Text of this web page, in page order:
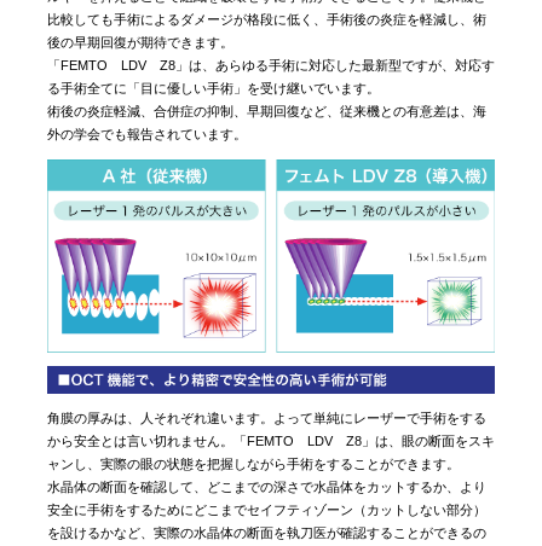
比較しても手術によるダメージが格段に低く、手術後の炎症を軽減し、術
後の早期回復が期待できます。
「FEMTO LDV Z8」は、あらゆる手術に対応した最新型ですが、対応す
る手術全てに「目に優しい手術」を受け継いでいます。
術後の炎症軽減、合併症の抑制、早期回復など、従来機との有意差は、海
外の学会でも報告されています。
角膜の厚みは、人それぞれ違います。よって単純にレーザーで手術をする
から安全とは言い切れません。「FEMTO LDV Z8」は、眼の断面をスキ
ャンし、実際の眼の状態を把握しながら手術をすることができます。
水晶体の断面を確認して、どこまでの深さで水晶体をカットするか、より
安全に手術をするためにどこまでセイフティゾーン（カットしない部分）
を設けるかなど、実際の水晶体の断面を執刀医が確認することができるの